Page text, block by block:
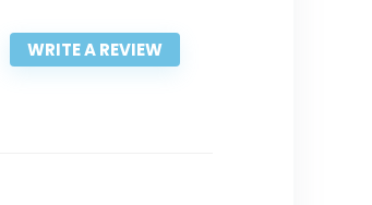
WRITE A REVIEW